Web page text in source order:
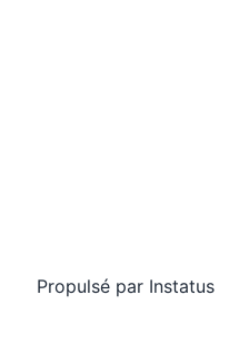
Propulsé par Instatus